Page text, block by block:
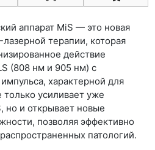
аппарат MiS — это новая
терапии, которая
действие
(808 нм и 905 нм) с
характерной для
только усиливает уже
но и открывает новые
позволяя эффективно
патологий.